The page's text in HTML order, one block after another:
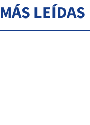
MÁS LEÍDAS